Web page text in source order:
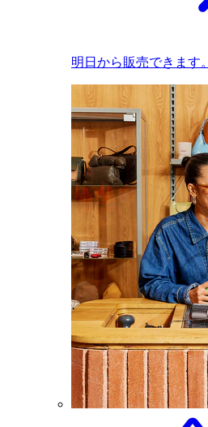
明日から販売できます。